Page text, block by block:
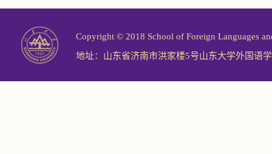
Copyright © 2018 School of Foreign Languages
地址：山东省济南市洪家楼5号山东大学外国语